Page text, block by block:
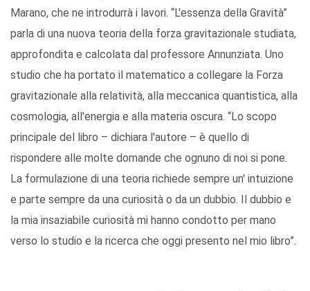
Marano, che ne introdurrà i lavori. “L'essenza della Gravità”
parla di una nuova teoria della forza gravitazionale studiata,
approfondita e calcolata dal professore Annunziata. Uno
studio che ha portato il matematico a collegare la Forza
gravitazionale alla relatività, alla meccanica quantistica, alla
cosmologia, all'energia e alla materia oscura. “Lo scopo
principale del libro – dichiara l'autore – è quello di
rispondere alle molte domande che ognuno di noi si pone.
La formulazione di una teoria richiede sempre un' intuizione
e parte sempre da una curiosità o da un dubbio. Il dubbio e
la mia insaziabile curiosità mi hanno condotto per mano
verso lo studio e la ricerca che oggi presento nel mio libro”.